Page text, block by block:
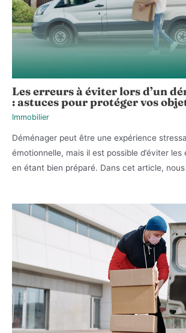
Les erreurs à éviter lors d’un
: astuces pour protéger vos
Immobilier
Déménager peut être une expérience
émotionnelle, mais il est possible d’éviter
en étant bien préparé. Dans cet article,